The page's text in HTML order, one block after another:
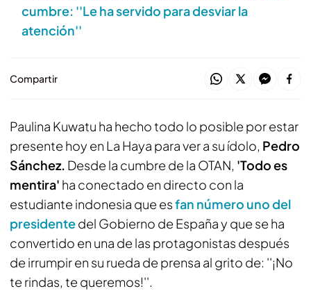
cumbre: ''Le ha servido para desviar la
atención''
Compartir
Paulina Kuwatu ha hecho todo lo posible por estar
presente hoy en La Haya para ver a su ídolo, Pedro
Sánchez. Desde la cumbre de la OTAN, 'Todo es
mentira' ha conectado en directo con la
estudiante indonesia que esfan número uno del
presidentedel Gobierno de España y que se ha
convertido en una de las protagonistas después
de irrumpir en su rueda de prensa al grito de: ''¡No
te rindas, te queremos!''.